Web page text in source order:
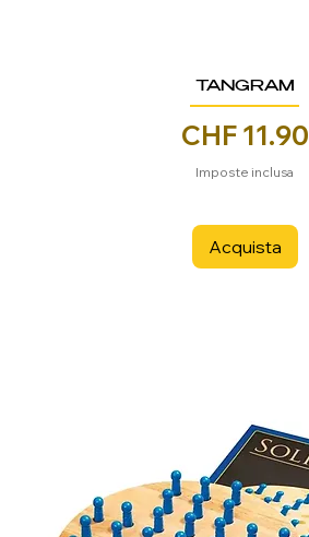
TANGRAM
Prezzo
CHF 11.90
Imposte inclusa
Acquista